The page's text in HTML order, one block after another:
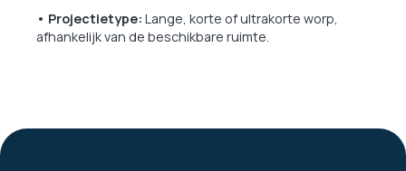
• Projectietype: Lange, korte of ultrakorte worp,
afhankelijk van de beschikbare ruimte.